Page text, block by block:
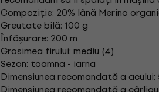
Compoziție: 20% lână Merino
Greutate bilă: 100 g
Înfășurare: 200 m
Grosimea firului: mediu (4)
Sezon: toamna - iarna
Dimensiunea recomandată a acului: